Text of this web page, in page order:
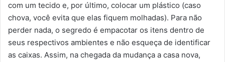
com um tecido e, por último, colocar um plástico (caso
chova, você evita que elas fiquem molhadas). Para não
perder nada, o segredo é empacotar os itens dentro de
seus respectivos ambientes e não esqueça de identificar
as caixas. Assim, na chegada da mudança a casa nova,